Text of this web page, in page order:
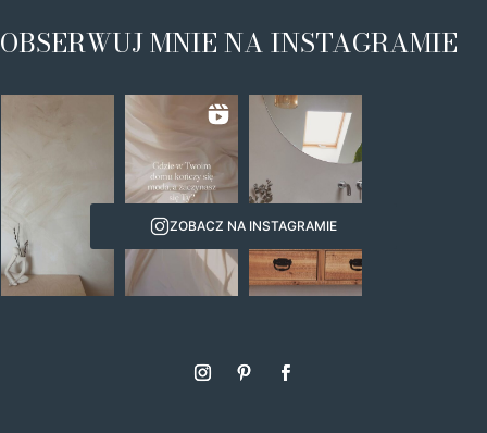
OBSERWUJ MNIE NA INSTAGRAMIE
ZOBACZ NA INSTAGRAMIE